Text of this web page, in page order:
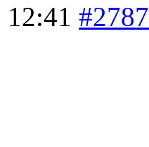
12:41 #2787